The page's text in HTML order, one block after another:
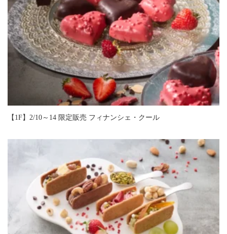
【1F】2/10～14 限定販売 フィナンシェ・クール